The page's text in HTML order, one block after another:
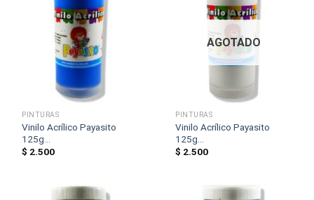
PINTURAS
Vinilo Acrílico Payasito
125g...
$ 2.500
AGOTADO
PINTURAS
Vinilo Acrílico Payasito
125g...
$ 2.500